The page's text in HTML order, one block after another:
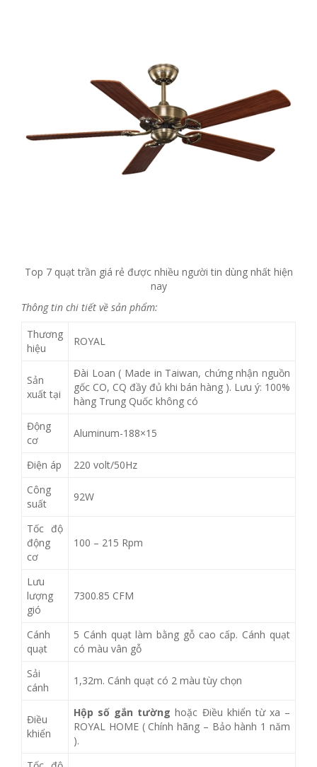
Top 7 quạt trần giá rẻ được nhiều người tin dùng nhất hiện
nay
Thông tin chi tiết về sản phẩm:
Thương
hiệu
ROYAL
Sản
xuất tại
Đài Loan ( Made in Taiwan, chứng nhận nguồn
gốc CO, CQ đầy đủ khi bán hàng ). Lưu ý: 100%
hàng Trung Quốc không có
Động
cơ
Aluminum-188×15
Điện áp
220 volt/50Hz
Công
suất
92W
Tốc độ
động
cơ
100 – 215 Rpm
Lưu
lượng
gió
7300.85 CFM
Cánh
quạt
5 Cánh quạt làm bằng gỗ cao cấp. Cánh quạt
có màu vân gỗ
Sải
cánh
1,32m. Cánh quạt có 2 màu tùy chọn
Điều
khiển
Hộp số gắn tường hoặc Điều khiển từ xa –
ROYAL HOME ( Chính hãng – Bảo hành 1 năm
).